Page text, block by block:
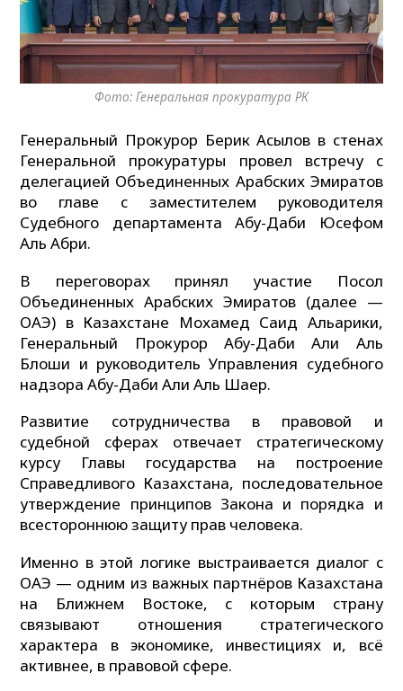
Фото: Генеральная прокуратура РК
Генеральный Прокурор Берик Асылов в стенах
Генеральной прокуратуры провел встречу с
делегацией Объединенных Арабских Эмиратов
во главе с заместителем руководителя
Судебного департамента Абу-Даби Юсефом
Аль Абри.
В переговорах принял участие Посол
Объединенных Арабских Эмиратов (далее —
ОАЭ) в Казахстане Мохамед Саид Альарики,
Генеральный Прокурор Абу-Даби Али Аль
Блоши и руководитель Управления судебного
надзора Абу-Даби Али Аль Шаер.
Развитие сотрудничества в правовой и
судебной сферах отвечает стратегическому
курсу Главы государства на построение
Справедливого Казахстана, последовательное
утверждение принципов Закона и порядка и
всестороннюю защиту прав человека.
Именно в этой логике выстраивается диалог с
ОАЭ — одним из важных партнёров Казахстана
на Ближнем Востоке, с которым страну
связывают отношения стратегического
характера в экономике, инвестициях и, всё
активнее, в правовой сфере.